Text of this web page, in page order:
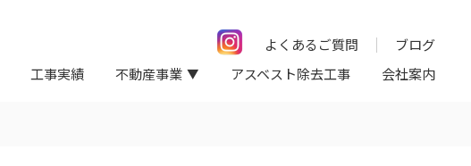
よくあるご質問
ブログ
工事実績 不動産事業 アスベスト除去工事 会社案内